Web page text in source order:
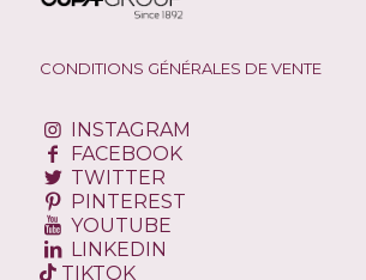
CONDITIONS GÉNÉRALES DE VENTE
INSTAGRAM
FACEBOOK
TWITTER
PINTEREST
YOUTUBE
LINKEDIN
TIKTOK